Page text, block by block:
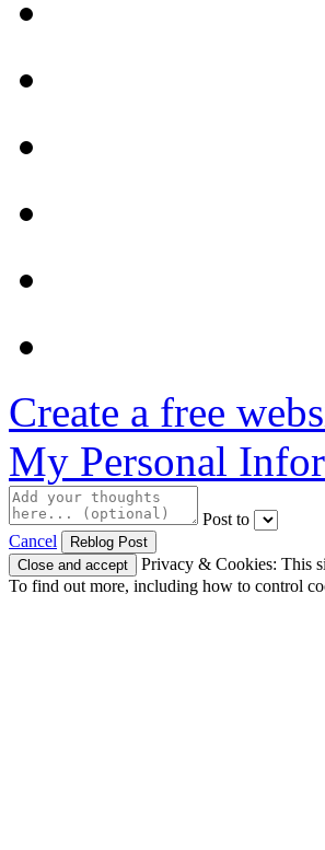
Create a free
My Personal
Post to
Cancel
Privacy & Cookies: This
To find out more, including how to control